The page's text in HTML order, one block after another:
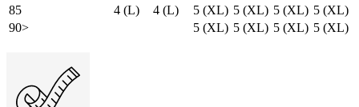
85
4 (L) 4 (L) 5 (XL) 5 (XL) 5 (XL) 5 (XL)
90>
5 (XL) 5 (XL) 5 (XL) 5 (XL)